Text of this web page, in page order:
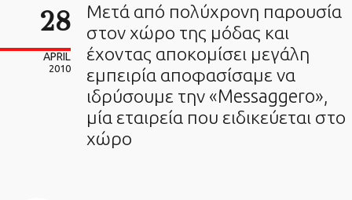
28
APRIL
2010
Μετά από πολύχρονη παρουσία
στον χώρο της μόδας και
έχοντας αποκομίσει μεγάλη
εμπειρία αποφασίσαμε να
ιδρύσουμε την «Messaggero»,
μία εταιρεία που ειδικεύεται στο
χώρο